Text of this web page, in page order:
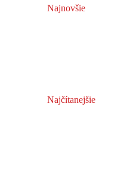
Najnovšie
Najčítanejšie